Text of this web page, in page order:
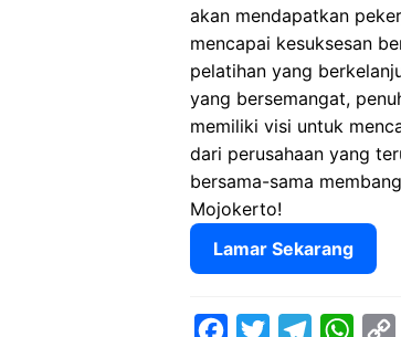
akan mendapatkan
mencapai kesuksesan
pelatihan yang
yang bersemangat,
memiliki visi untuk
dari perusahaan yang
bersama-sama
Mojokerto!
Lamar Sekarang
W